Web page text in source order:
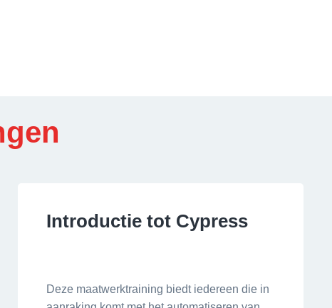
Introductie tot Cypress
Deze maatwerktraining biedt iedereen die in